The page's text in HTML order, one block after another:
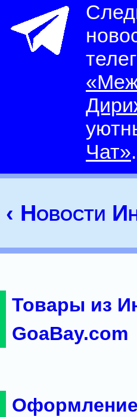
Чат».
‹ Новости
Товары из
GoaBay.com
Оформление